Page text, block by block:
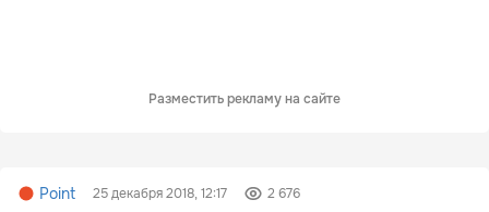
Разместить рекламу на сайте
Point 25 декабря 2018, 12:17 2 676